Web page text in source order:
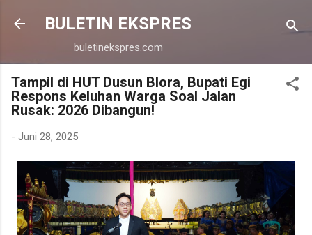
Langsung ke konten utama
BULETIN EKSPRES
buletinekspres.com
Tampil di HUT Dusun Blora, Bupati Egi
Respons Keluhan Warga Soal Jalan
Rusak: 2026 Dibangun!
- Juni 28, 2025